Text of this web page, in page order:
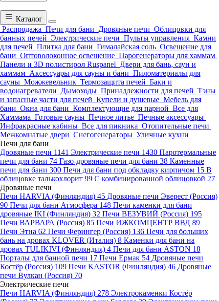
Каталог
Распродажа Печи для бани Дровяные печи Облицовки для
банных печей Электрические печи Пульты управления Камни
для печей Плитка для бани Гималайская соль Освещение для
бани Оптоволоконное освещение Парогенераторы для хаммам
Панели и 3D полистирол Ruspanel Двери для бань, саун и
хаммам Аксессуары для сауны и бани Пиломатериалы для
сауны Можжевельник Термозащита печей Баки и
водонагреватели Дымоходы Принадлежности для печей Тэны
и запасные части для печей Купели и душевые Мебель для
бани Окна для бани Комплектующие для парной Все для
Хаммама Готовые сауны Печное литье Печные аксессуары
Инфракрасные кабины Все для пикника Отопительные печи
Межкомнатые двери Снегогенераторы Уличные кухни
Печи для бани
Дровяные печи 1141 Электрические печи 1430 Паротермальные
печи для бани 74 Газо-дровяные печи для бани 38 Каменные
печи для бани 300 Печи для бани под обкладку кирпичом 15 В
облицовке талькохлорит 99 С комбинированной облицовкой 27
Дровяные печи
Печи HARVIA (Финляндия) 45 Дровяные печи Эверест (Россия)
90 Печи для бани Атмосфера 148 Печи каменки для бани
дровяные IKI (Финляндия) 32 Печи ВЕЗУВИЙ (Россия) 195
Печи ВАРВАРА (Россия) 85 Печи ИЖКОМЦЕНТР ВВД 89
Печи Этна 62 Печи Ферингер (Россия) 136 Печи для больших
бань на дровах KLOVER (Италия) 8 Каменки для бани на
дровах TULIKIVI (Финляндия) 4 Печи для бани ASTON 18
Порталы для банной печи 17 Печи Ермак 54 Дровяные печи
Костёр (Россия) 109 Печи KASTOR (Финляндия) 46 Дровяные
печи Вулкан (Россия) 70
Электрические печи
Печи HARVIA (Финляндия) 278 Электрокаменки Костёр